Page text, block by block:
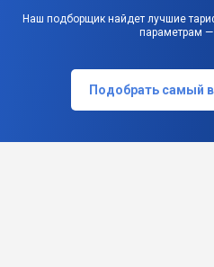
Наш подборщик найдет лучшие
параметрам —
Подобрать самый